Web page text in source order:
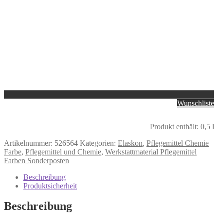
Wunschliste
Produkt enthält: 0,5 l
Artikelnummer: 526564 Kategorien: Elaskon, Pflegemittel Chemie
Farbe, Pflegemittel und Chemie, Werkstattmaterial Pflegemittel
Farben Sonderposten
Beschreibung
Produktsicherheit
Beschreibung